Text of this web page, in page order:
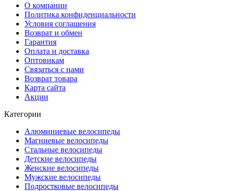
О компании
Политика конфиденциальности
Условия соглашения
Возврат и обмен
Гарантия
Оплата и доставка
Оптовикам
Связаться с нами
Возврат товара
Карта сайта
Акции
Категории
Алюминиевые велосипеды
Магниевые велосипеды
Стальные велосипеды
Детские велосипеды
Женские велосипеды
Мужские велосипеды
Подростковые велосипеды